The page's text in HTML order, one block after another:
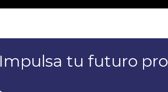
Impulsa tu futuro